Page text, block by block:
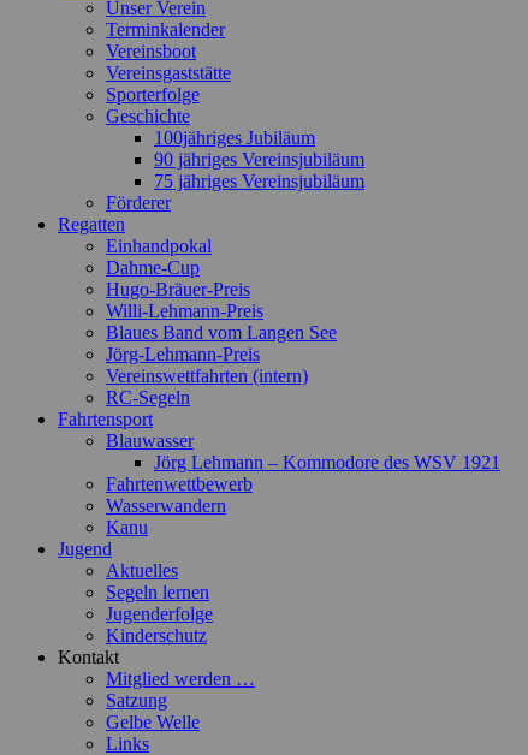
Unser Verein
Terminkalender
Vereinsboot
Vereinsgaststätte
Sporterfolge
Geschichte
100jähriges Jubiläum
90 jähriges Vereinsjubiläum
75 jähriges Vereinsjubiläum
Förderer
Regatten
Einhandpokal
Dahme-Cup
Hugo-Bräuer-Preis
Willi-Lehmann-Preis
Blaues Band vom Langen See
Jörg-Lehmann-Preis
Vereinswettfahrten (intern)
RC-Segeln
Fahrtensport
Blauwasser
Jörg Lehmann – Kommodore des WSV 1921
Fahrtenwettbewerb
Wasserwandern
Kanu
Jugend
Aktuelles
Segeln lernen
Jugenderfolge
Kinderschutz
Kontakt
Mitglied werden …
Satzung
Gelbe Welle
Links